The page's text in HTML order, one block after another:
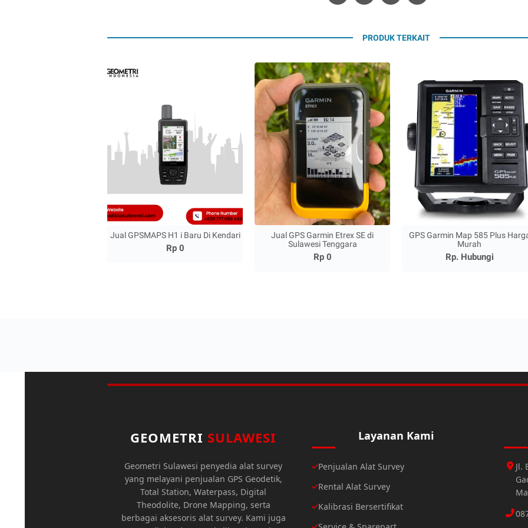
PRODUK TERKAIT
Jual GPSMAPS H1 i Baru Di Kendari
Rp 0
Jual GPS Garmin Etrex SE di
Sulawesi Tenggara
Rp 0
GPS Garmin Map 585 Plus
Murah
Rp. Hubungi
GEOMETRI SULAWESI
Geometri Sulawesi penyedia alat survey
yang melayani penjualan GPS Geodetik,
Total Station, Waterpass, Digital
Theodolite, Drone Mapping, serta
berbagai aksesoris alat survey. Kami juga
Layanan Kami
Penjualan Alat Survey
Rental Alat Survey
Kalibrasi Bersertifikat
Jl.